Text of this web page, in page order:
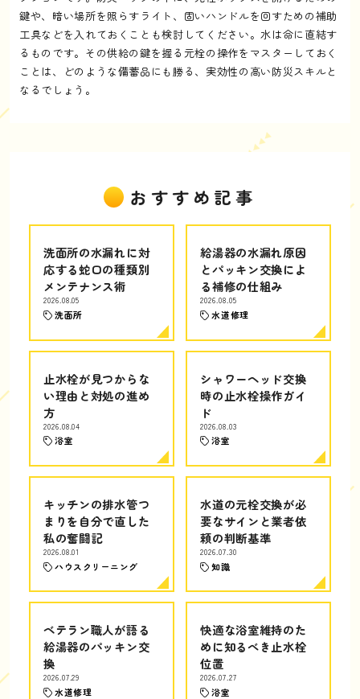
鍵や、暗い場所を照らすライト、固いハンドルを回すための補助
工具などを入れておくことも検討してください。水は命に直結す
るものです。その供給の鍵を握る元栓の操作をマスターしておく
ことは、どのような備蓄品にも勝る、実効性の高い防災スキルと
なるでしょう。
おすすめ記事
洗面所の水漏れに対
応する蛇口の種類別
メンテナンス術
2026.08.05
洗面所
給湯器の水漏れ原因
とパッキン交換によ
る補修の仕組み
2026.08.05
水道修理
止水栓が見つからな
い理由と対処の進め
方
2026.08.04
浴室
シャワーヘッド交換
時の止水栓操作ガイ
ド
2026.08.03
浴室
キッチンの排水管つ
まりを自分で直した
私の奮闘記
2026.08.01
ハウスクリーニング
水道の元栓交換が必
要なサインと業者依
頼の判断基準
2026.07.30
知識
ベテラン職人が語る
給湯器のパッキン交
換
2026.07.29
水道修理
快適な浴室維持のた
めに知るべき止水栓
位置
2026.07.27
浴室